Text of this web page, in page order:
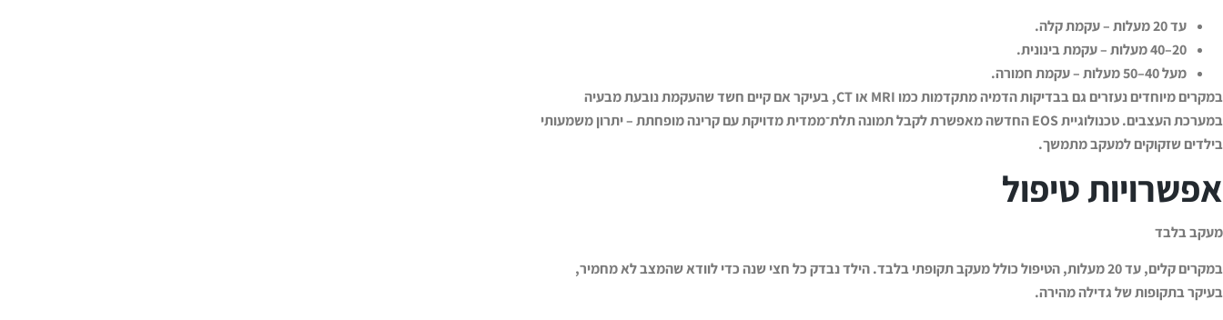
עד 20 מעלות – עקמת קלה
.
20–40
מעלות – עקמת בינונית.
מעל 40–50 מעלות – עקמת חמורה
.
במקרים מיוחדים נעזרים גם בבדיקות הדמיה מתקדמות כמו
או
בעיקר אם קיים חשד שהעקמת נובעת מבעיה
במערכת העצבים. טכנולוגיית
החדשה מאפשרת לקבל תמונה תלת־ממדית מדויקת עם קרינה מופחתת – יתרון משמעותי
בילדים שזקוקים למעקב מתמשך.
אפשרויות טיפול
מעקב בלבד
במקרים קלים, עד 20 מעלות, הטיפול כולל מעקב תקופתי בלבד. הילד נבדק כל חצי שנה כדי לוודא שהמצב לא מחמיר,
בעיקר בתקופות של גדילה מהירה.